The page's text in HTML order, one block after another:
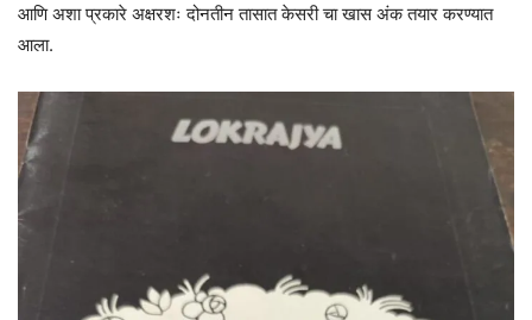
आणि अशा प्रकारे अक्षरशः दोनतीन तासात केसरी चा खास अंक तयार करण्यात
आला.